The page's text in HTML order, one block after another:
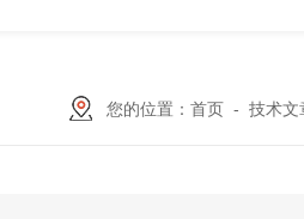
您的位置： 首页- 技术文